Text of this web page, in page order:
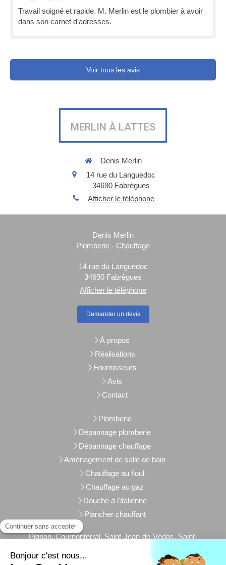
Travail soigné et rapide. M. Merlin est le plombier à avoir
dans son carnet d'adresses.
Voir tous les avis
MERLIN À LATTES
Denis Merlin
14 rue du Languedoc
34690 Fabrègues
Afficher le téléphone
Denis Merlin
Plomberie - Chauffage
14 rue du Languedoc
34690 Fabrègues
Afficher le téléphone
Demander un devis
À propos
Réalisations
Fournisseurs
Avis
Contact
Plomberie
Dépannage plomberie
Dépannage chauffage
Aménagement de salle de bain
Chauffage au fioul
Chauffage au gaz
Douche à l'italienne
Plancher chauffant
Pignan, Cournonterral, Saint-Jean-de-Védas, Saint-
Juvignac, Lattes, Montpellier, Poussan, Grabels, Frontignan